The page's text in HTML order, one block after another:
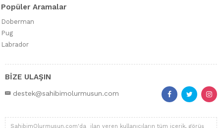
Popüler Aramalar
Doberman
Pug
Labrador
BİZE ULAŞIN
destek@sahibimolurmusun.com
SahibimOlurmusun.com'da ilan veren kullanıcıların tüm içerik, görüş